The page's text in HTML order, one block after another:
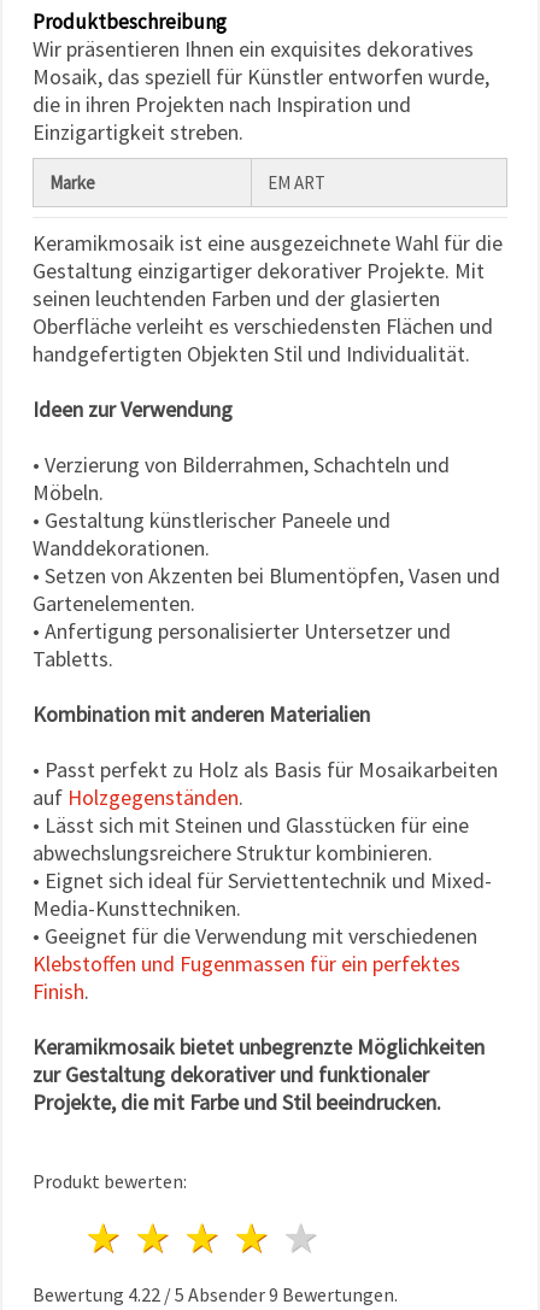
Einstellungen
Produktbeschreibung
Wir präsentieren Ihnen ein exquisites dekoratives
Mosaik, das speziell für Künstler entworfen wurde,
die in ihren Projekten nach Inspiration und
Einzigartigkeit streben.
Marke EM ART
Keramikmosaik ist eine ausgezeichnete Wahl für die
Gestaltung einzigartiger dekorativer Projekte. Mit
seinen leuchtenden Farben und der glasierten
Oberfläche verleiht es verschiedensten Flächen und
handgefertigten Objekten Stil und Individualität.
Ideen zur Verwendung
• Verzierung von Bilderrahmen, Schachteln und
Möbeln.
• Gestaltung künstlerischer Paneele und
Wanddekorationen.
• Setzen von Akzenten bei Blumentöpfen, Vasen und
Gartenelementen.
• Anfertigung personalisierter Untersetzer und
Tabletts.
Kombination mit anderen Materialien
• Passt perfekt zu Holz als Basis für Mosaikarbeiten
auf Holzgegenständen.
• Lässt sich mit Steinen und Glasstücken für eine
abwechslungsreichere Struktur kombinieren.
• Eignet sich ideal für Serviettentechnik und Mixed-
Media-Kunsttechniken.
• Geeignet für die Verwendung mit verschiedenen
Klebstoffen und Fugenmassen für ein perfektes
Finish.
Keramikmosaik bietet unbegrenzte Möglichkeiten
zur Gestaltung dekorativer und funktionaler
Projekte, die mit Farbe und Stil beeindrucken.
Produkt bewerten:
4 Sterne
3 Sterne
2 Sterne
1 Stern
Bewertung 4.22 /5 Absender9 Bewertungen.